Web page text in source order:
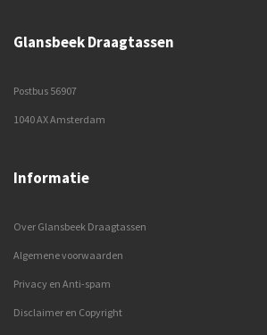
Glansbeek Draagtassen
Postbus 56907
1040 AX Amsterdam
Informatie
Over Glansbeek Draagtassen
Algemene voorwaarden
Privacy en Anti-spam
Disclaimer en Copyright